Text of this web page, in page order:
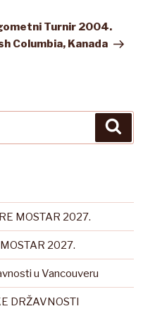
Turnir 2004.
Columbia, Kanada
MOSTAR 2027.
2027.
u Vancouveru
DRŽAVNOSTI